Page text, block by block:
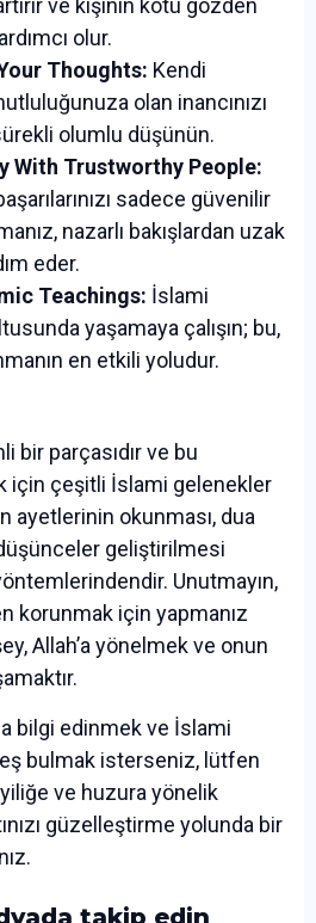
ve kişinin kötü gözden
olur.
Thoughts: Kendi
olan inancınızı
olumlu düşünün.
With Trustworthy People:
sadece güvenilir
nazarlı bakışlardan uzak
eder.
Teachings: İslami
yaşamaya çalışın; bu,
en etkili yoludur.
bir parçasıdır ve bu
için çeşitli İslami gelenekler
ayetlerinin okunması, dua
geliştirilmesi
Unutmayın,
korunmak için yapmanız
Allah’a yönelmek ve onun
bilgi edinmek ve İslami
bulmak isterseniz, lütfen
ve huzura yönelik
güzelleştirme yolunda bir
takip edin